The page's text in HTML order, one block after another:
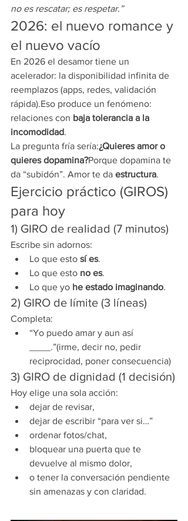
no es rescatar; es respetar.”
2026: el nuevo romance y
el nuevo vacío
En 2026 el desamor tiene un
acelerador: la disponibilidad infinita de
reemplazos (apps, redes, validación
rápida).Eso produce un fenómeno:
relaciones con baja tolerancia a la
incomodidad.
La pregunta fría sería:¿Quieres amor o
quieres dopamina?Porque dopamina te
da “subidón”. Amor te da estructura.
Ejercicio práctico (GIROS)
para hoy
1) GIRO de realidad (7 minutos)
Escribe sin adornos:
Lo que esto sí es.
Lo que esto no es.
Lo que yo he estado imaginando.
2) GIRO de límite (3 líneas)
Completa:
“Yo puedo amar y aun así
____.”(irme, decir no, pedir
reciprocidad, poner consecuencia)
3) GIRO de dignidad (1 decisión)
Hoy elige una sola acción:
dejar de revisar,
dejar de escribir “para ver si…”
ordenar fotos/chat,
bloquear una puerta que te
devuelve al mismo dolor,
o tener la conversación pendiente
sin amenazas y con claridad.